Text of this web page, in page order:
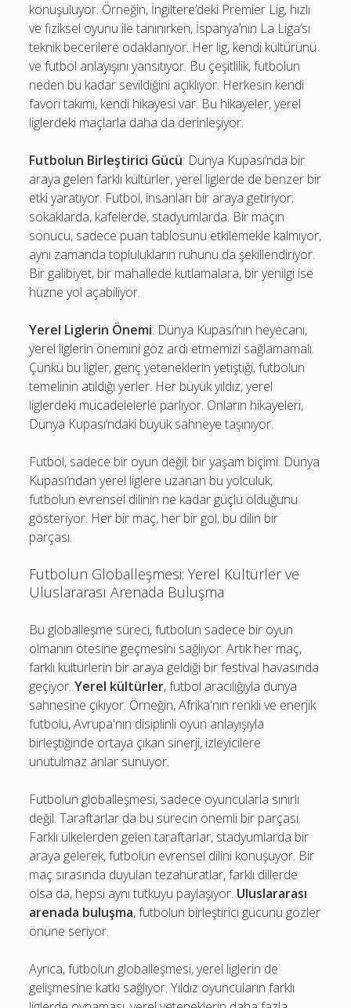
konuşuluyor. Örneğin, İngiltere’deki Premier Lig, hızlı
ve fiziksel oyunu ile tanınırken, İspanya’nın La Liga’sı
teknik becerilere odaklanıyor. Her lig, kendi kültürünü
ve futbol anlayışını yansıtıyor. Bu çeşitlilik, futbolun
neden bu kadar sevildiğini açıklıyor. Herkesin kendi
favori takımı, kendi hikayesi var. Bu hikayeler, yerel
liglerdeki maçlarla daha da derinleşiyor.
Futbolun Birleştirici Gücü: Dünya Kupası’nda bir
araya gelen farklı kültürler, yerel liglerde de benzer bir
etki yaratıyor. Futbol, insanları bir araya getiriyor;
sokaklarda, kafelerde, stadyumlarda. Bir maçın
sonucu, sadece puan tablosunu etkilemekle kalmıyor,
aynı zamanda toplulukların ruhunu da şekillendiriyor.
Bir galibiyet, bir mahallede kutlamalara, bir yenilgi ise
hüzne yol açabiliyor.
Yerel Liglerin Önemi: Dünya Kupası’nın heyecanı,
yerel liglerin önemini göz ardı etmemizi sağlamamalı.
Çünkü bu ligler, genç yeteneklerin yetiştiği, futbolun
temelinin atıldığı yerler. Her büyük yıldız, yerel
liglerdeki mücadelelerle parlıyor. Onların hikayeleri,
Dünya Kupası’ndaki büyük sahneye taşınıyor.
Futbol, sadece bir oyun değil; bir yaşam biçimi. Dünya
Kupası’ndan yerel liglere uzanan bu yolculuk,
futbolun evrensel dilinin ne kadar güçlü olduğunu
gösteriyor. Her bir maç, her bir gol, bu dilin bir
parçası.
Futbolun Globalleşmesi: Yerel Kültürler ve
Uluslararası Arenada Buluşma
Bu globalleşme süreci, futbolun sadece bir oyun
olmanın ötesine geçmesini sağlıyor. Artık her maç,
farklı kültürlerin bir araya geldiği bir festival havasında
geçiyor.Yerel kültürler, futbol aracılığıyla dünya
sahnesine çıkıyor. Örneğin, Afrika'nın renkli ve enerjik
futbolu, Avrupa'nın disiplinli oyun anlayışıyla
birleştiğinde ortaya çıkan sinerji, izleyicilere
unutulmaz anlar sunuyor.
Futbolun globalleşmesi, sadece oyuncularla sınırlı
değil. Taraftarlar da bu sürecin önemli bir parçası.
Farklı ülkelerden gelen taraftarlar, stadyumlarda bir
araya gelerek, futbolun evrensel dilini konuşuyor. Bir
maç sırasında duyulan tezahüratlar, farklı dillerde
olsa da, hepsi aynı tutkuyu paylaşıyor. Uluslararası
arenada buluşma, futbolun birleştirici gücünü gözler
önüne seriyor.
Ayrıca, futbolun globalleşmesi, yerel liglerin de
gelişmesine katkı sağlıyor. Yıldız oyuncuların farklı